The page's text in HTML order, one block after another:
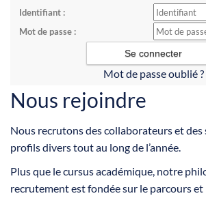
Identifiant :
Mot de passe :
Mot de passe oublié ?
Nous rejoindre
Nous recrutons des collaborateurs et des
profils divers tout au long de l’année.
Plus que le cursus académique, notre
recrutement est fondée sur le parcours